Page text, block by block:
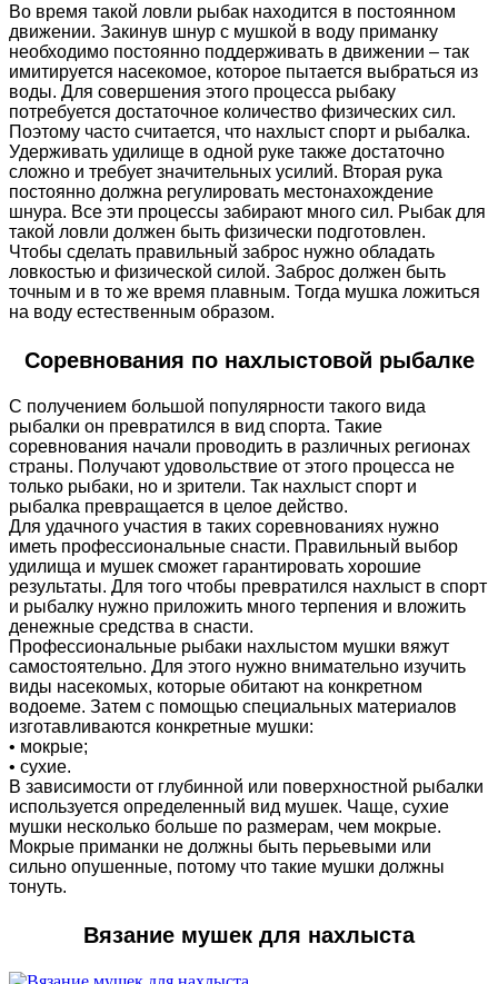
Во время такой ловли рыбак находится в постоянном
движении. Закинув шнур с мушкой в воду приманку
необходимо постоянно поддерживать в движении – так
имитируется насекомое, которое пытается выбраться из
воды. Для совершения этого процесса рыбаку
потребуется достаточное количество физических сил.
Поэтому часто считается, что нахлыст спорт и рыбалка.
Удерживать удилище в одной руке также достаточно
сложно и требует значительных усилий. Вторая рука
постоянно должна регулировать местонахождение
шнура. Все эти процессы забирают много сил. Рыбак для
такой ловли должен быть физически подготовлен.
Чтобы сделать правильный заброс нужно обладать
ловкостью и физической силой. Заброс должен быть
точным и в то же время плавным. Тогда мушка ложиться
на воду естественным образом.
Соревнования по нахлыстовой рыбалке
С получением большой популярности такого вида
рыбалки он превратился в вид спорта. Такие
соревнования начали проводить в различных регионах
страны. Получают удовольствие от этого процесса не
только рыбаки, но и зрители. Так нахлыст спорт и
рыбалка превращается в целое действо.
Для удачного участия в таких соревнованиях нужно
иметь профессиональные снасти. Правильный выбор
удилища и мушек сможет гарантировать хорошие
результаты. Для того чтобы превратился нахлыст в спорт
и рыбалку нужно приложить много терпения и вложить
денежные средства в снасти.
Профессиональные рыбаки нахлыстом мушки вяжут
самостоятельно. Для этого нужно внимательно изучить
виды насекомых, которые обитают на конкретном
водоеме. Затем с помощью специальных материалов
изготавливаются конкретные мушки:
• мокрые;
• сухие.
В зависимости от глубинной или поверхностной рыбалки
используется определенный вид мушек. Чаще, сухие
мушки несколько больше по размерам, чем мокрые.
Мокрые приманки не должны быть перьевыми или
сильно опушенные, потому что такие мушки должны
тонуть.
Вязание мушек для нахлыста